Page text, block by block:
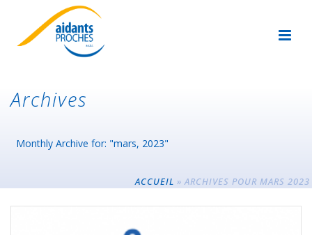
Archives
Monthly Archive for: "mars, 2023"
ACCUEIL »ARCHIVES POUR MARS 2023